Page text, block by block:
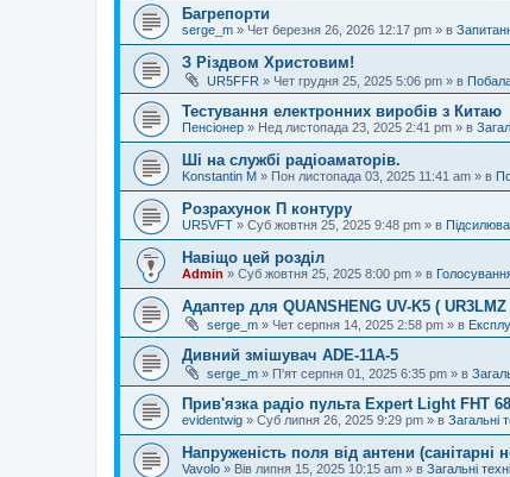
Багрепорти
serge_m » Чет березня 26, 2026 12:17 pm » в
З Різдвом Христовим!
UR5FFR » Чет грудня 25, 2025 5:06 pm » в
Тестування електронних виробів з Китаю
Пенсіонер » Нед листопада 23, 2025 2:41 pm » в
Ші на службі радіоаматорів.
Konstantin M » Пон листопада 03, 2025 11:41 am » в
Розрахунок П контуру
UR5VFT » Суб жовтня 25, 2025 9:48 pm » в
Навіщо цей розділ
Admin » Суб жовтня 25, 2025 8:00 pm » в
Адаптер для QUANSHENG UV-K5 ( UR3LMZ
serge_m » Чет серпня 14, 2025 2:58 pm » в
Дивний змішувач ADE-11A-5
serge_m » П'ят серпня 01, 2025 6:35 pm » в
Прив'язка радіо пульта Expert Light FHT
evidentwig » Суб липня 26, 2025 9:29 pm » в Загальні
Напруженість поля від антени (санітарні
Vavolo » Вів липня 15, 2025 10:15 am » в Загальні